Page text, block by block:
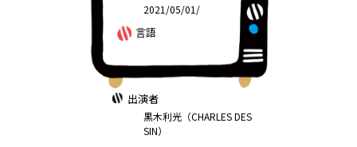
2021/05/01/
言語
出演者
黒木利光（CHARLES DES
SIN）